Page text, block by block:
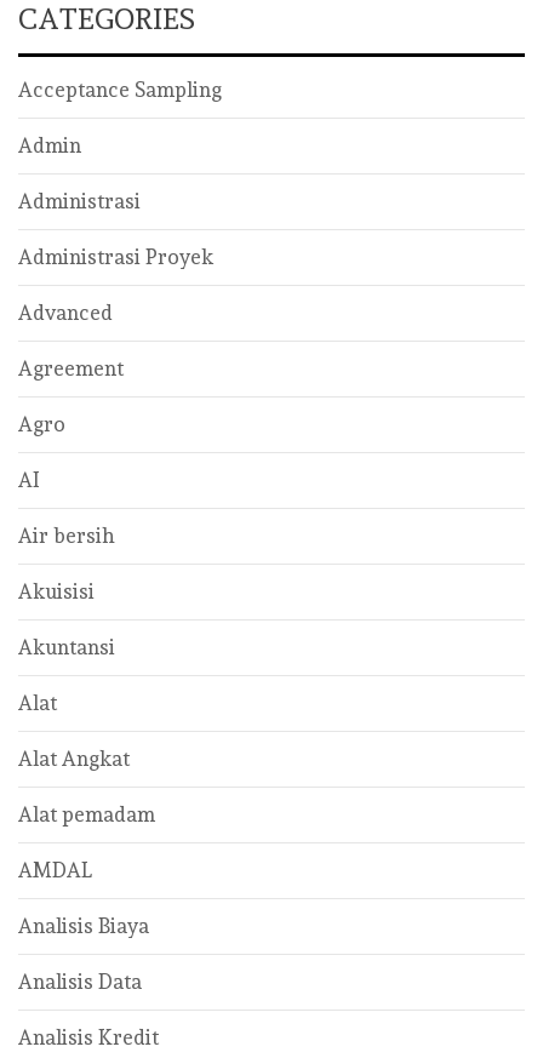
CATEGORIES
Acceptance Sampling
Admin
Administrasi
Administrasi Proyek
Advanced
Agreement
Agro
AI
Air bersih
Akuisisi
Akuntansi
Alat
Alat Angkat
Alat pemadam
AMDAL
Analisis Biaya
Analisis Data
Analisis Kredit